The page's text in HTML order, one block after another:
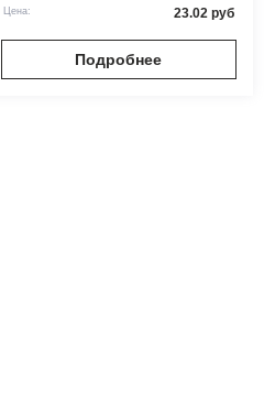
Цена: 23.02руб
Подробнее